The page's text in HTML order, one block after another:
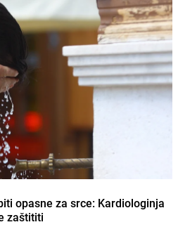
opasne za srce: Kardiologinja
zaštititi